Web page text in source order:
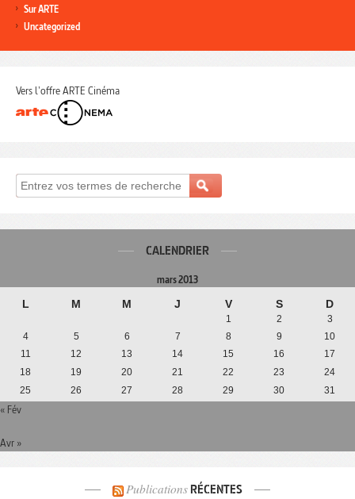
Sur ARTE
Uncategorized
Vers l'offre ARTE Cinéma
CALENDRIER
mars 2013
L M M J V S D
1 2
3
4
5 6 7 8 9
10
11
12 13 14 15 16
17
18
19 20 21 22 23
24
25
26 27 28 29 30 31
« Fév
Avr »
Publications RÉCENTES